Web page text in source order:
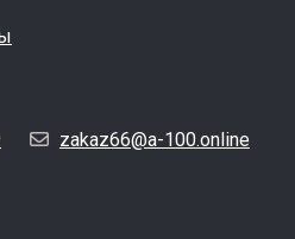
zakaz66@a-100.online